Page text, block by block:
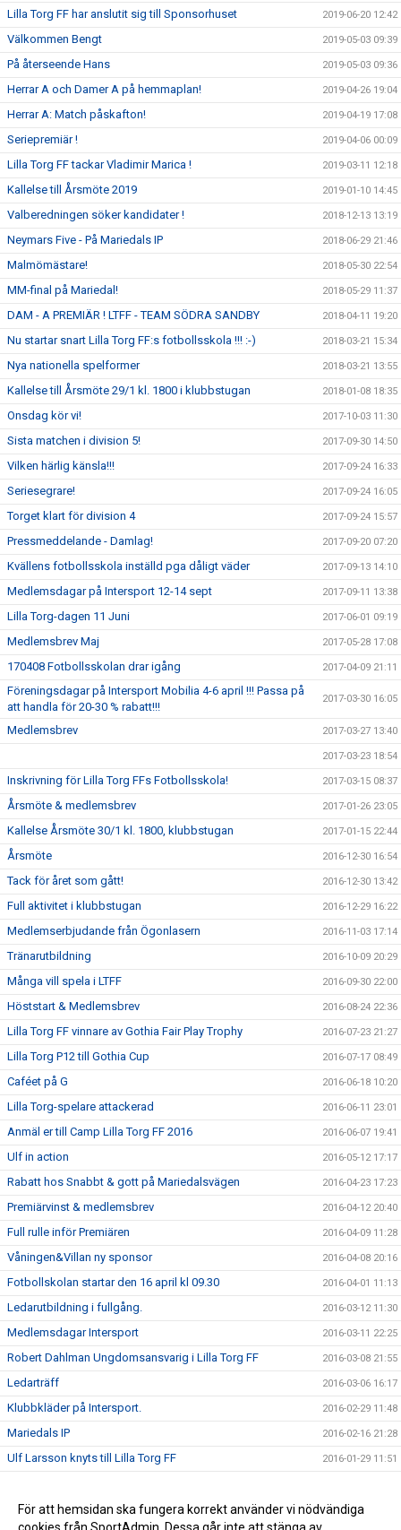
Lilla Torg FF har anslutit sig till Sponsorhuset 2019-06-20 12:42
Välkommen Bengt 2019-05-03 09:39
På återseende Hans 2019-05-03 09:36
Herrar A och Damer A på hemmaplan! 2019-04-26 19:04
Herrar A: Match påskafton! 2019-04-19 17:08
Seriepremiär ! 2019-04-06 00:09
Lilla Torg FF tackar Vladimir Marica ! 2019-03-11 12:18
Kallelse till Årsmöte 2019 2019-01-10 14:45
Valberedningen söker kandidater ! 2018-12-13 13:19
Neymars Five - På Mariedals IP 2018-06-29 21:46
Malmömästare! 2018-05-30 22:54
MM-final på Mariedal! 2018-05-29 11:37
DAM - A PREMIÄR ! LTFF - TEAM SÖDRA SANDBY 2018-04-11 19:20
Nu startar snart Lilla Torg FF:s fotbollsskola !!! :-) 2018-03-21 15:34
Nya nationella spelformer 2018-03-21 13:55
Kallelse till Årsmöte 29/1 kl. 1800 i klubbstugan 2018-01-08 18:35
Onsdag kör vi! 2017-10-03 11:30
Sista matchen i division 5! 2017-09-30 14:50
Vilken härlig känsla!!! 2017-09-24 16:33
Seriesegrare! 2017-09-24 16:05
Torget klart för division 4 2017-09-24 15:57
Pressmeddelande - Damlag! 2017-09-20 07:20
Kvällens fotbollsskola inställd pga dåligt väder 2017-09-13 14:10
Medlemsdagar på Intersport 12-14 sept 2017-09-11 13:38
Lilla Torg-dagen 11 Juni 2017-06-01 09:19
Medlemsbrev Maj 2017-05-28 17:08
170408 Fotbollsskolan drar igång 2017-04-09 21:11
Föreningsdagar på Intersport Mobilia 4-6 april !!! Passa på
att handla för 20-30 % rabatt!!!
2017-03-30 16:05
Medlemsbrev 2017-03-27 13:40
2017-03-23 18:54
Inskrivning för Lilla Torg FFs Fotbollsskola! 2017-03-15 08:37
Årsmöte & medlemsbrev 2017-01-26 23:05
Kallelse Årsmöte 30/1 kl. 1800, klubbstugan 2017-01-15 22:44
Årsmöte 2016-12-30 16:54
Tack för året som gått! 2016-12-30 13:42
Full aktivitet i klubbstugan 2016-12-29 16:22
Medlemserbjudande från Ögonlasern 2016-11-03 17:14
Tränarutbildning 2016-10-09 20:29
Många vill spela i LTFF 2016-09-30 22:00
Höststart & Medlemsbrev 2016-08-24 22:36
Lilla Torg FF vinnare av Gothia Fair Play Trophy 2016-07-23 21:27
Lilla Torg P12 till Gothia Cup 2016-07-17 08:49
Caféet på G 2016-06-18 10:20
Lilla Torg-spelare attackerad 2016-06-11 23:01
Anmäl er till Camp Lilla Torg FF 2016 2016-06-07 19:41
Ulf in action 2016-05-12 17:17
Rabatt hos Snabbt & gott på Mariedalsvägen 2016-04-23 17:23
Premiärvinst & medlemsbrev 2016-04-12 20:40
Full rulle inför Premiären 2016-04-09 11:28
Våningen&Villan ny sponsor 2016-04-08 20:16
Fotbollskolan startar den 16 april kl 09.30 2016-04-01 11:13
Ledarutbildning i fullgång. 2016-03-12 11:30
Medlemsdagar Intersport 2016-03-11 22:25
Robert Dahlman Ungdomsansvarig i Lilla Torg FF 2016-03-08 21:55
Ledarträff 2016-03-06 16:17
Klubbkläder på Intersport. 2016-02-29 11:48
Mariedals IP 2016-02-16 21:28
Ulf Larsson knyts till Lilla Torg FF 2016-01-29 11:51
Kallelse till Årsmöte 2016-01-14 21:28
För att hemsidan ska fungera korrekt använder vi nödvändiga